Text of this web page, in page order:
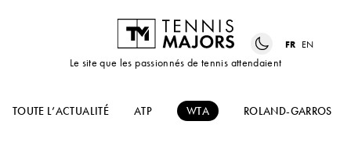
Le site que les passionnés de tennis attendaient
FR EN
TOUTE L’ACTUALITÉ ATP WTA ROLAND-GARROS